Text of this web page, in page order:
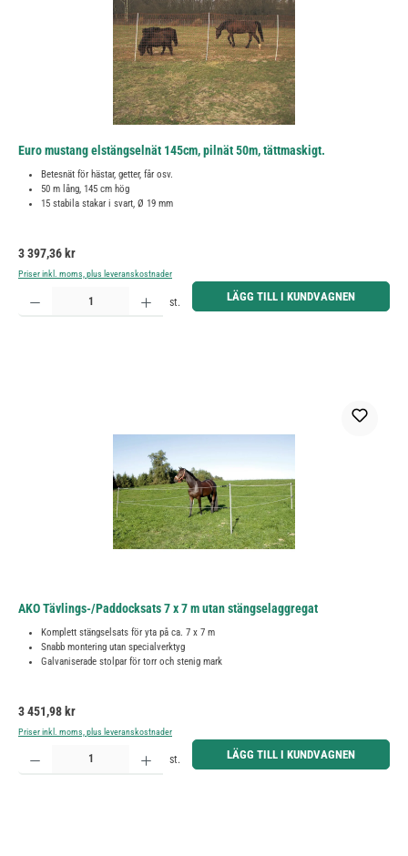
Euro mustang elstängselnät 145cm, pilnät 50m, tättmaskigt.
Betesnät för hästar, getter, får osv.
50 m lång, 145 cm hög
15 stabila stakar i svart, Ø 19 mm
Ordinarie pris:
3 397,36 kr
Priser inkl. moms, plus leveranskostnader
Produktkvantitet: Ange önskat belopp eller använd knapparna för att öka eller minska kvantiteten.
st. LÄGG TILL I KUNDVAGNEN
AKO Tävlings-/Paddocksats 7 x 7 m utan stängselaggregat
Komplett stängselsats för yta på ca. 7 x 7 m
Snabb montering utan specialverktyg
Galvaniserade stolpar för torr och stenig mark
Ordinarie pris:
3 451,98 kr
Priser inkl. moms, plus leveranskostnader
Produktkvantitet: Ange önskat belopp eller använd knapparna för att öka eller minska kvantiteten.
st. LÄGG TILL I KUNDVAGNEN